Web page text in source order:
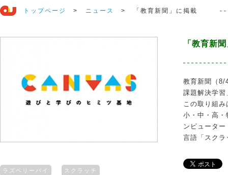
トップページ > ニュース > 「教育新聞」に掲載
ラズベリーパイ スクラッチ
「教育新
教育新聞（8/
課題解決学
この取り組
小・中・高・
ンピュータ
言語「スク